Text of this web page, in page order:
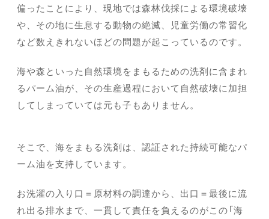
偏ったことにより、現地では森林伐採による環境破壊
や、その地に生息する動物の絶滅、児童労働の常習化
など数えきれないほどの問題が起こっているのです。
海や森といった自然環境をまもるための洗剤に含まれ
るパーム油が、その生産過程において自然破壊に加担
してしまっていては元も子もありません。
そこで、海をまもる洗剤は、認証された持続可能なパ
ーム油を支持しています。
お洗濯の入り口＝原材料の調達から、出口＝最後に流
れ出る排水まで、一貫して責任を負えるのがこの「海